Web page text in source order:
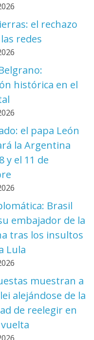
el rechazo
redes
histórica en el
el papa León
la Argentina
y el 11 de
Brasil
embajador de la
tras los insultos
Lula
muestran a
alejándose de la
de reelegir en